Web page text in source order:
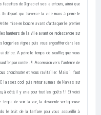
facettes de Gignac et ses alentours, ainsi que
départ qui traverse la ville mais à peine le
mise en bouche avant d'attaquer le premier
hauteurs de la ville avant de redescendre sur
longer les vignes puis vous engouffrer dans les
délice. A peine le temps de souffler, que vous
par contre !!! Ascension vers l'antenne de
chouchouter et vous ravitailler. Mais il faut
assez cool puis retour au mas de Navas sur
à côté, il y en a pour tout les goûts !! Et voici
temps de voir la vue, la descente vertigineuse
le bruit de la fanfare pour vous accueillir à